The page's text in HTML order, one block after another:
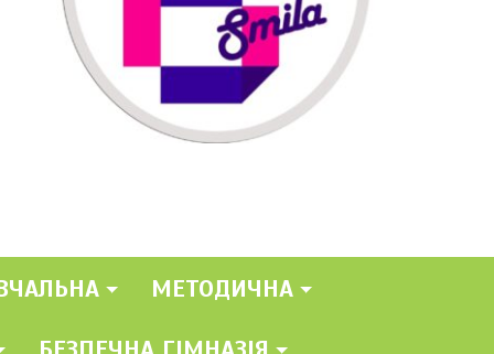
МЕТОДИЧНА